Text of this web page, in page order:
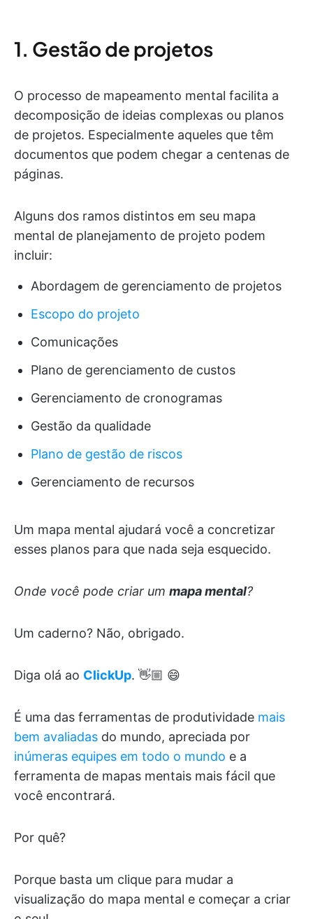
1. Gestão de projetos
O processo de mapeamento mental facilita a
decomposição de ideias complexas ou planos
de projetos. Especialmente aqueles que têm
documentos que podem chegar a centenas de
páginas.
Alguns dos ramos distintos em seu mapa
mental de planejamento de projeto podem
incluir:
Abordagem de gerenciamento de projetos
Escopo do projeto
Comunicações
Plano de gerenciamento de custos
Gerenciamento de cronogramas
Gestão da qualidade
Plano de gestão de riscos
Gerenciamento de recursos
Um mapa mental ajudará você a concretizar
esses planos para que nada seja esquecido.
Onde você pode criar um mapa mental?
Um caderno? Não, obrigado.
Diga olá ao ClickUp. 👋🏼 😄
É uma das ferramentas de produtividade mais
bem avaliadas do mundo, apreciada por
inúmeras equipes em todo o mundo e a
ferramenta de mapas mentais mais fácil que
você encontrará.
Por quê?
Porque basta um clique para mudar a
visualização do mapa mental e começar a criar